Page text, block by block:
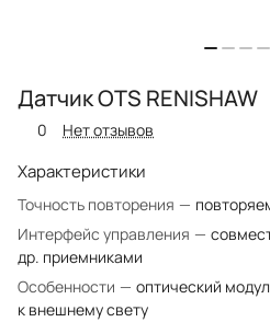
Датчик OTS RENISHAW
0 Нет отзывов
Характеристики
Точность повторения —
Интерфейс управления —
др. приемниками
Особенности — оптический
к внешнему свету